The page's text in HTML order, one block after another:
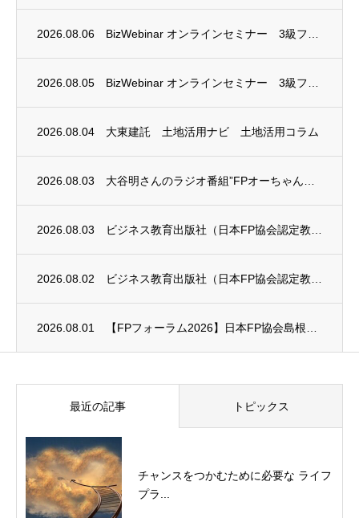
2026.08.06
2026.08.05
2026.08.04 大東建託 土地活用ナビ 土地活用コラム
2026.08.03
2026.08.03
2026.08.02
2026.08.01
最近の記事 トピックス
チャンスをつかむために必要な ライフ
プラ...